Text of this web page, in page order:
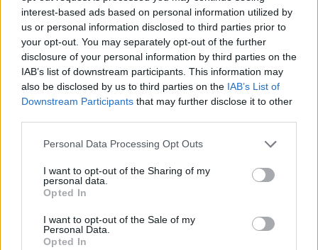
interest-based ads based on personal information utilized by
us or personal information disclosed to third parties prior to
your opt-out. You may separately opt-out of the further
disclosure of your personal information by third parties on the
IAB’s list of downstream participants. This information may
also be disclosed by us to third parties on the IAB’s List of
Downstream Participants that may further disclose it to other
Personal Data Processing Opt Outs
I want to opt-out of the Sharing of my
personal data.
Opted In
I want to opt-out of the Sale of my
Personal Data.
Opted In
2025. január 29., szerda